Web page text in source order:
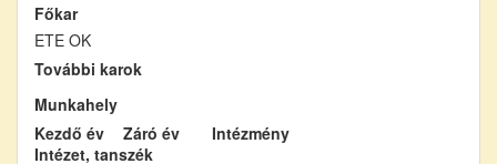
Főkar
ETE OK
További karok
Munkahely
Kezdő év
Záró év
Intézmény
Intézet, tanszék